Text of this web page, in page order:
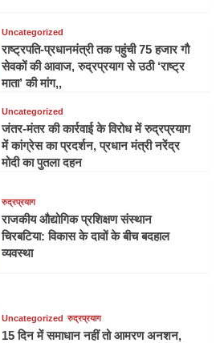
Uncategorized
राष्ट्रपति-प्रधानमंत्री तक पहुंची 75 हजार गौ
सेवकों की आवाज, रुद्रप्रयाग से उठी ‘राष्ट्र
माता’ की मांग,,
Uncategorized
जंतर-मंतर की कार्रवाई के विरोध में रुद्रप्रयाग
में कांग्रेस का प्रदर्शन, प्रधान मंत्री नरेंद्र
मोदी का पुतला दहन
रुद्रप्रयाग
राजकीय औद्योगिक प्रशिक्षण संस्थान
चिरबटिया: विकास के दावों के बीच बदहाल
व्यवस्था
Uncategorized रुद्रप्रयाग
15 दिन में समाधान नहीं तो आमरण अनशन,